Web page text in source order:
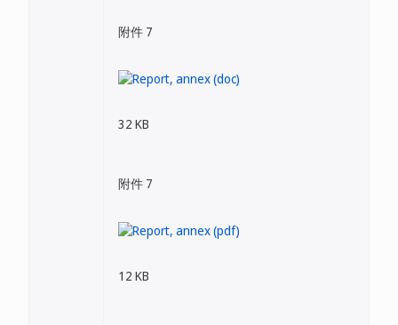
附件 7
32 KB
附件 7
12 KB